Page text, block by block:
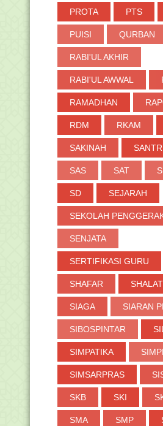
PROTA PTS
PUISI QURBAN
RABI'UL AKHIR
RABI'UL AWWAL
RAMADHAN
RDM RKAM
SAKINAH
SAS SAT
SD SEJARAH
SEKOLAH
SENJATA
SERTIFIKASI GURU
SHAFAR SHALAT
SIAGA SIARAN
SIBOSPINTAR
SIMPATIKA
SIMSARPRAS
SKB SKI
SMA SMP